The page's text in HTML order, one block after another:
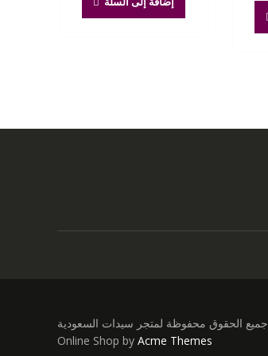
1.00 ر.س.
جميع الحقوق محفوظة لمتجر سيدات السعودية
Online Shop by Acme Themes